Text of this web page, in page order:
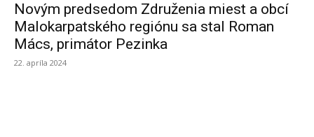
Novým predsedom Združenia miest a obcí
Malokarpatského regiónu sa stal Roman
Mács, primátor Pezinka
22. apríla 2024